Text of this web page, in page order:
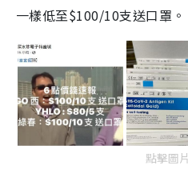
一樣低至$100/10支送口罩。
點擊圖